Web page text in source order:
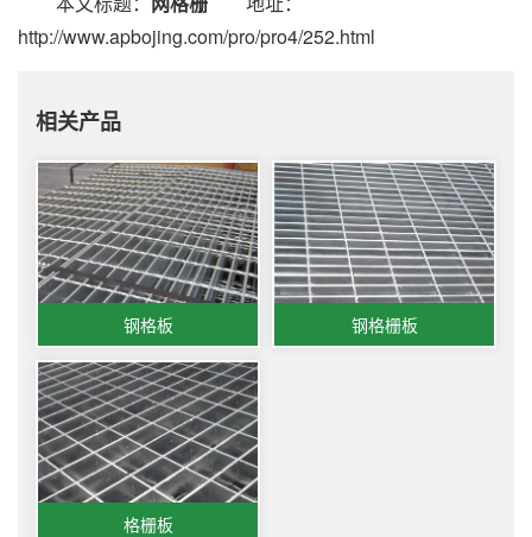
http://www.apbojing.com/pro/pro4/252.html
相关产品
钢格板 钢格栅板
格栅板